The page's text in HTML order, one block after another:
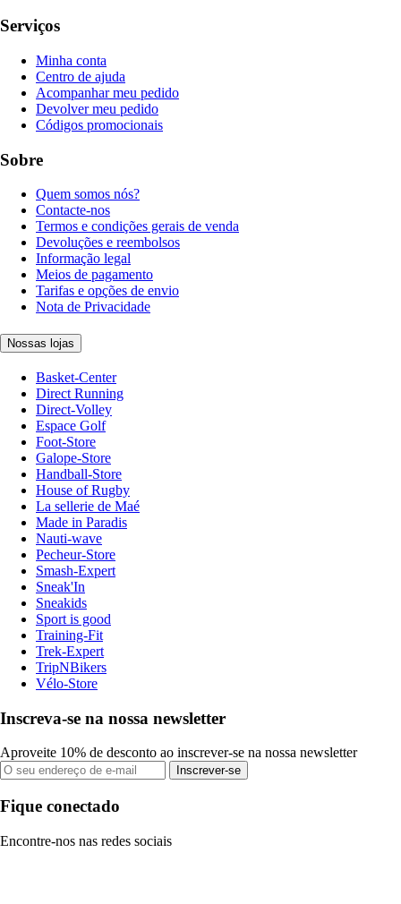
Serviços
Minha conta
Centro de ajuda
Acompanhar meu pedido
Devolver meu pedido
Códigos promocionais
Sobre
Quem somos nós?
Contacte-nos
Termos e condições gerais de venda
Devoluções e reembolsos
Informação legal
Meios de pagamento
Tarifas e opções de envio
Nota de Privacidade
Nossas lojas
Basket-Center
Direct Running
Direct-Volley
Espace Golf
Foot-Store
Galope-Store
Handball-Store
House of Rugby
La sellerie de Maé
Made in Paradis
Nauti-wave
Pecheur-Store
Smash-Expert
Sneak'In
Sneakids
Sport is good
Training-Fit
Trek-Expert
TripNBikers
Vélo-Store
Inscreva-se na nossa newsletter
Aproveite 10% de desconto ao inscrever-se na nossa newsletter
Inscrever-se
Fique conectado
Encontre-nos nas redes sociais